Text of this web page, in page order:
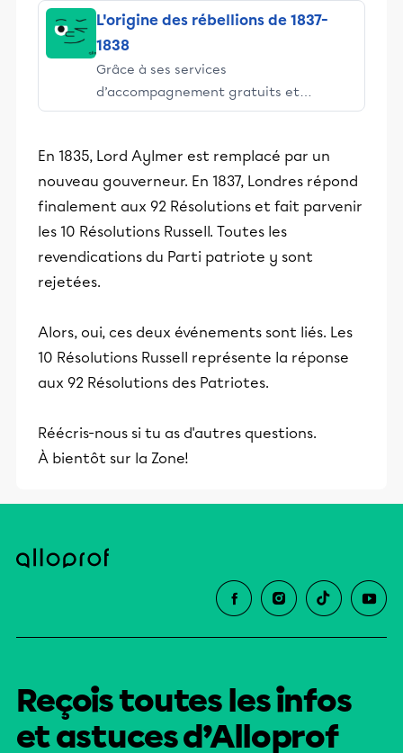
L'origine des rébellions de 1837-
1838
Grâce à ses services
d’accompagnement gratuits et
stimulants, Alloprof engage les élèves
éducative.
En 1835, Lord Aylmer est remplacé par un
nouveau gouverneur. En 1837, Londres répond
finalement aux 92 Résolutions et fait parvenir
les 10 Résolutions Russell. Toutes les
revendications du Parti patriote y sont
rejetées.
Alors, oui, ces deux événements sont liés. Les
10 Résolutions Russell représente la réponse
aux 92 Résolutions des Patriotes.
Réécris-nous si tu as d'autres questions.
À bientôt sur la Zone!
Reçois toutes les infos
et astuces d’Alloprof